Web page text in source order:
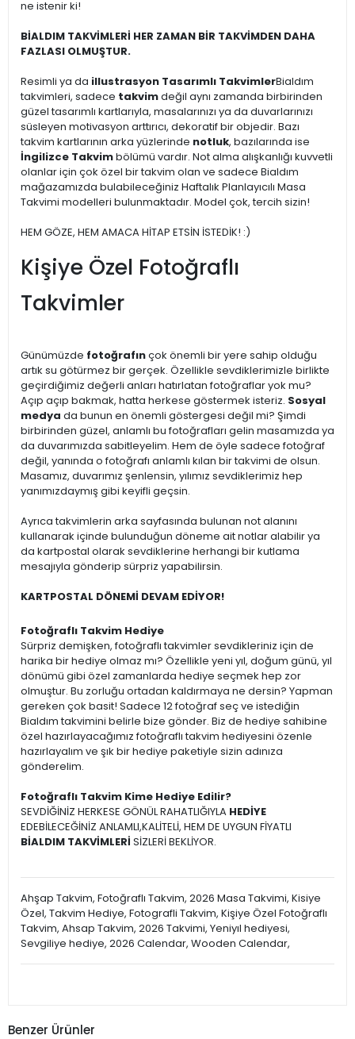
ne istenir ki!
BİALDIM TAKVİMLERİ HER ZAMAN BİR TAKVİMDEN DAHA
FAZLASI OLMUŞTUR.
Resimli ya da illustrasyon Tasarımlı TakvimlerBialdım
takvimleri, sadece takvimdeğil aynı zamanda birbirinden
güzel tasarımlı kartlarıyla, masalarınızı ya da duvarlarınızı
süsleyen motivasyon arttırıcı, dekoratif bir objedir. Bazı
takvim kartlarının arka yüzlerinde notluk, bazılarında ise
İngilizce Takvimbölümü vardır. Not alma alışkanlığı kuvvetli
olanlar için çok özel bir takvim olan ve sadece Bialdım
mağazamızda bulabileceğiniz Haftalık Planlayıcılı Masa
Takvimi modelleri bulunmaktadır. Model çok, tercih sizin!
HEM GÖZE, HEM AMACA HİTAP ETSİN İSTEDİK! :)
Kişiye Özel Fotoğraflı
Takvimler
Günümüzde fotoğrafınçok önemli bir yere sahip olduğu
artık su götürmez bir gerçek. Özellikle sevdiklerimizle birlikte
geçirdiğimiz değerli anları hatırlatan fotoğraflar yok mu?
Açıp açıp bakmak, hatta herkese göstermek isteriz. Sosyal
medya da bunun en önemli göstergesi değil mi? Şimdi
birbirinden güzel, anlamlı bu fotoğrafları gelin masamızda ya
da duvarımızda sabitleyelim. Hem de öyle sadece fotoğraf
değil, yanında o fotoğrafı anlamlı kılan bir takvimi de olsun.
Masamız, duvarımız şenlensin, yılımız sevdiklerimiz hep
yanımızdaymış gibi keyifli geçsin.
Ayrıca takvimlerin arka sayfasında bulunan not alanını
kullanarak içinde bulunduğun döneme ait notlar alabilir ya
da kartpostal olarak sevdiklerine herhangi bir kutlama
mesajıyla gönderip sürpriz yapabilirsin.
KARTPOSTAL DÖNEMİ DEVAM EDİYOR!
Fotoğraflı Takvim Hediye
Sürpriz demişken, fotoğraflı takvimler sevdikleriniz için de
harika bir hediye olmaz mı? Özellikle yeni yıl, doğum günü, yıl
dönümü gibi özel zamanlarda hediye seçmek hep zor
olmuştur. Bu zorluğu ortadan kaldırmaya ne dersin? Yapman
gereken çok basit! Sadece 12 fotoğraf seç ve istediğin
Bialdım takvimini belirle bize gönder. Biz de hediye sahibine
özel hazırlayacağımız fotoğraflı takvim hediyesini özenle
hazırlayalım ve şık bir hediye paketiyle sizin adınıza
gönderelim.
Fotoğraflı Takvim Kime Hediye Edilir?
SEVDİĞİNİZ HERKESE GÖNÜL RAHATLIĞIYLA HEDİYE
EDEBİLECEĞİNİZ ANLAMLI,KALİTELİ, HEM DE UYGUN FİYATLI
BİALDIM TAKVİMLERİ SİZLERİ BEKLİYOR.
Ahşap Takvim, Fotoğraflı Takvim, 2026 Masa Takvimi, Kisiye
Özel, Takvim Hediye, Fotografli Takvim, Kişiye Özel Fotoğraflı
Takvim, Ahsap Takvim, 2026 Takvimi, Yeniyıl hediyesi,
Sevgiliye hediye, 2026 Calendar, Wooden Calendar,
Benzer Ürünler